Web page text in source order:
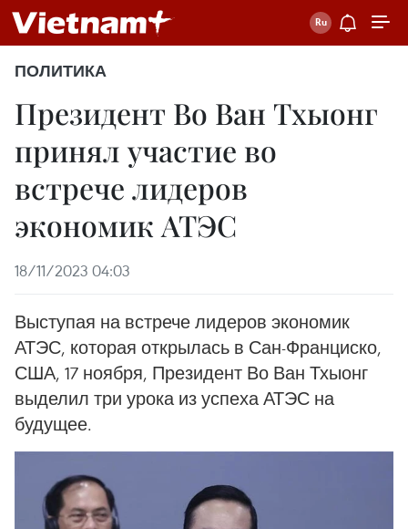
ПОЛИТИКА
Президент Во Ван Тхыонг
принял участие во
встрече лидеров
экономик АТЭС
18/11/2023 04:03
Выступая на встрече лидеров экономик
АТЭС, которая открылась в Сан-Франциско,
США, 17 ноября, Президент Во Ван Тхыонг
выделил три урока из успеха АТЭС на
будущее.